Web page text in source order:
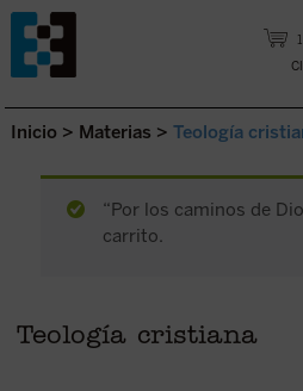
Saltar al contenido.
Inicio > Materias > Teología
“Por los caminos de
carrito.
Teología cristiana